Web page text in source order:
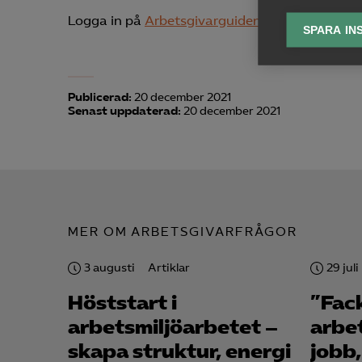

SPARA
Logga in på Arbetsgivarguiden
Publicerad: 20 december 2021
Senast uppdaterad: 20 december 2021
MER OM ARBETSGIVARFRÅGOR
3 augusti Artiklar
Höststart i
arbetsmiljö­arbetet –
skapa struktur, energi
29 juli